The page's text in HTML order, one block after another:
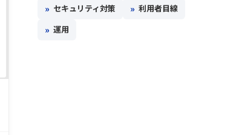
» セキュリティ対策 » 利用者目線
» 運用